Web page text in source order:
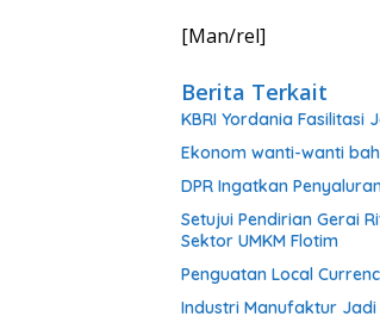
[Man/rel]
Berita Terkait
KBRI Yordania
Ekonom wanti-wanti
DPR Ingatkan
Setujui Pendirian Gerai
Sektor UMKM Flotim
Penguatan Local
Industri Manufaktur Jadi